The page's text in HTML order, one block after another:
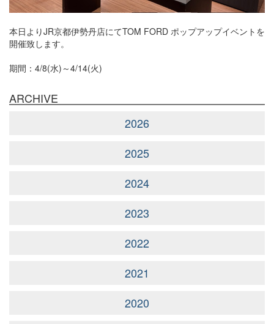
本日よりJR京都伊勢丹店にてTOM FORD ポップアップイベントを
開催致します。
期間：4/8(水)～4/14(火)
ARCHIVE
2026
2025
2024
2023
2022
2021
2020